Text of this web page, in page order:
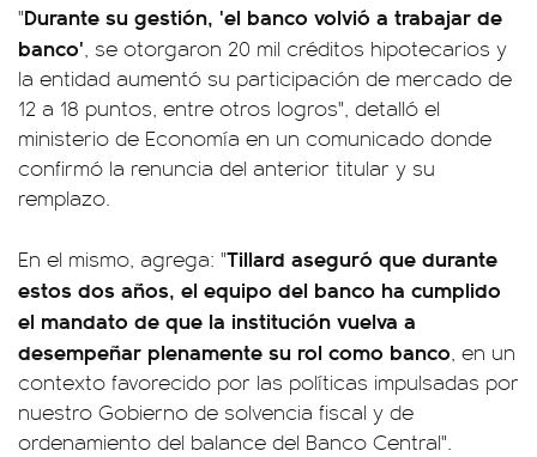
"Durante su gestión, 'el banco volvió a trabajar de
banco', se otorgaron 20 mil créditos hipotecarios y
la entidad aumentó su participación de mercado de
12 a 18 puntos, entre otros logros", detalló el
ministerio de Economía en un comunicado donde
confirmó la renuncia del anterior titular y su
remplazo.
En el mismo, agrega: "Tillard aseguró que durante
estos dos años, el equipo del banco ha cumplido
el mandato de que la institución vuelva a
desempeñar plenamente su rol como banco, en un
contexto favorecido por las políticas impulsadas por
nuestro Gobierno de solvencia fiscal y de
ordenamiento del balance del Banco Central".